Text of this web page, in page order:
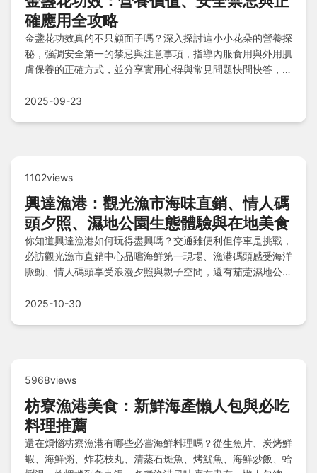
確應用全攻略
金盞花功效真的不只顧面子嗎？深入探討這小小花朵的營養探
秘，強調安全第一的禁忌與注意事項，指導內服食用與外用肌
膚保養的正確方式，並分享實用心得與常見問題快問快答，助
2025-09-23
1102views
興達漁港：觀光漁市海味直銷、情人碼
頭夕照、濕地公園生態體驗與在地美食
你知道興達漁港如何玩得盡興嗎？交通雖便利但停車是挑戰，
必訪觀光漁市直銷中心品嚐海鮮第一現場、漁港碼頭感受海洋
脈動、情人碼頭享受浪漫夕照與親子空間，還有茄萣濕地公園
卿海產攤、福記烤魚乾等在地美味，踩點小提醒助你輕鬆規劃
2025-10-30
5968views
枋寮漁港美食：新鮮海產懶人包與必吃
料理推薦
還在煩惱枋寮漁港有哪些必嘗海鮮料理嗎？從生魚片、炭烤鮮
蝦、海鮮粥、炸花枝丸、清蒸石斑魚、烤魷魚、海鮮炒飯、蛤